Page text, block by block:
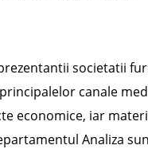
societatii
canale
economice, iar
Analiza